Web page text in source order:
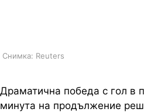
Снимка: Reuters
Драматична победа с гол в
минута на продължение